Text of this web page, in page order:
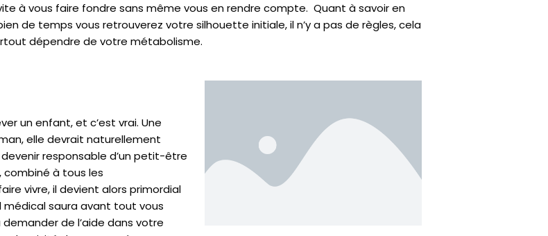
à vous faire fondre sans même vous en rendre compte. Quant à savoir en
de temps vous retrouverez votre silhouette initiale, il n’y a pas de règles, cela
dépendre de votre métabolisme.
un enfant, et c’est vrai. Une
elle devrait naturellement
responsable d’un petit-être
combiné à tous les
vivre, il devient alors primordial
médical saura avant tout vous
de l’aide dans votre